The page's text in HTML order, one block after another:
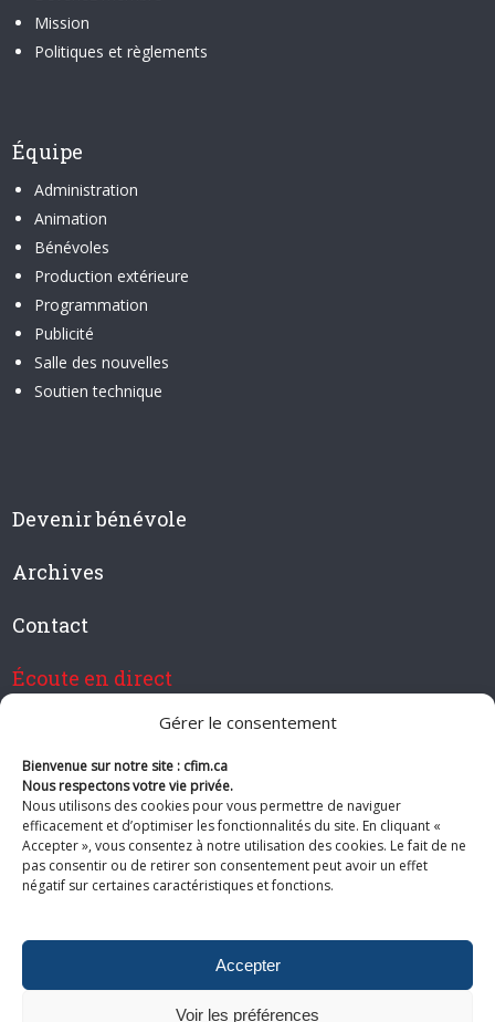
Gérer le consentement
Bienvenue sur notre site : cfim.ca
Nous respectons votre vie privée.
Nous utilisons des cookies pour vous permettre de naviguer
efficacement et d’optimiser les fonctionnalités du site. En cliquant «
Accepter », vous consentez à notre utilisation des cookies. Le fait de ne
pas consentir ou de retirer son consentement peut avoir un effet
négatif sur certaines caractéristiques et fonctions.
Accepter
Voir les préférences
Mission
Politiques et règlements
Équipe
Administration
Animation
Bénévoles
Production extérieure
Programmation
Publicité
Salle des nouvelles
Soutien technique
Devenir bénévole
Archives
Contact
Écoute en direct
Devenir membre de CFIM
Suivez-nous